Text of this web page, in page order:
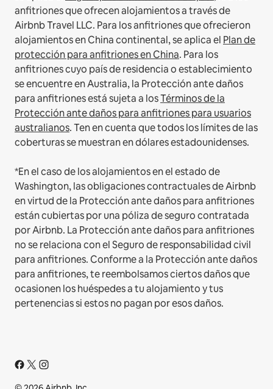
anfitriones que ofrecen alojamientos a través de
Airbnb Travel LLC. Para los anfitriones que ofrecieron
alojamientos en China continental, se aplica el Plan de
protección para anfitriones en China. Para los
anfitriones cuyo país de residencia o establecimiento
se encuentre en Australia, la Protección ante daños
para anfitriones está sujeta a losTérminos de la
Protección ante daños para anfitriones para usuarios
australianos. Ten en cuenta que todos los límites de las
coberturas se muestran en dólares estadounidenses.
*En el caso de los alojamientos en el estado de
Washington, las obligaciones contractuales de Airbnb
en virtud de la Protección ante daños para anfitriones
están cubiertas por una póliza de seguro contratada
por Airbnb. La Protección ante daños para anfitriones
no se relaciona con el Seguro de responsabilidad civil
para anfitriones. Conforme a la Protección ante daños
para anfitriones, te reembolsamos ciertos daños que
ocasionen los huéspedes a tu alojamiento y tus
pertenencias si estos no pagan por esos daños.